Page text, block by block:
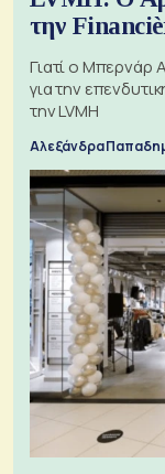
την
Γιατί ο Μπερνάρ
για την
την LVMH
Αλεξάνδρα